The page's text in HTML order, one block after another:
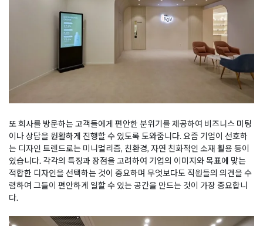
또 회사를 방문하는 고객들에게 편안한 분위기를 제공하여 비즈니스 미팅
이나 상담을 원활하게 진행할 수 있도록 도와줍니다. 요즘 기업이 선호하
는 디자인 트렌드로는 미니멀리즘, 친환경, 자연 친화적인 소재 활용 등이
있습니다. 각각의 특징과 장점을 고려하여 기업의 이미지와 목표에 맞는
적합한 디자인을 선택하는 것이 중요하며 무엇보다도 직원들의 의견을 수
렴하여 그들이 편안하게 일할 수 있는 공간을 만드는 것이 가장 중요합니
다.